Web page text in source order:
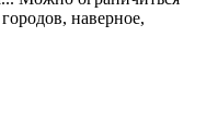
наверное,